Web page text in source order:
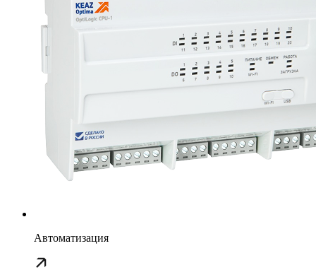
Автоматизация